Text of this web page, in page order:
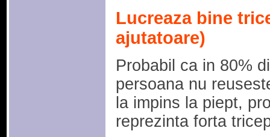
Lucreaza bine
ajutatoare)
Probabil ca in 80%
persoana nu
la impins la piept,
reprezinta forta